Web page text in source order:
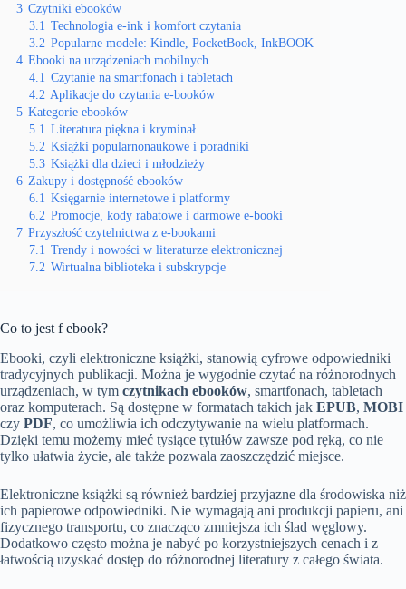
3 Czytniki ebooków
3.1 Technologia e-ink i komfort czytania
3.2 Popularne modele: Kindle, PocketBook, InkBOOK
4 Ebooki na urządzeniach mobilnych
4.1 Czytanie na smartfonach i tabletach
4.2 Aplikacje do czytania e-booków
5 Kategorie ebooków
5.1 Literatura piękna i kryminał
5.2 Książki popularnonaukowe i poradniki
5.3 Książki dla dzieci i młodzieży
6 Zakupy i dostępność ebooków
6.1 Księgarnie internetowe i platformy
6.2 Promocje, kody rabatowe i darmowe e-booki
7 Przyszłość czytelnictwa z e-bookami
7.1 Trendy i nowości w literaturze elektronicznej
7.2 Wirtualna biblioteka i subskrypcje
Co to jest f ebook?
Ebooki, czyli elektroniczne książki, stanowią cyfrowe odpowiedniki
tradycyjnych publikacji. Można je wygodnie czytać na różnorodnych
urządzeniach, w tym czytnikach ebooków, smartfonach, tabletach
oraz komputerach. Są dostępne w formatach takich jak EPUB, MOBI
czy PDF, co umożliwia ich odczytywanie na wielu platformach.
Dzięki temu możemy mieć tysiące tytułów zawsze pod ręką, co nie
tylko ułatwia życie, ale także pozwala zaoszczędzić miejsce.
Elektroniczne książki są również bardziej przyjazne dla środowiska niż
ich papierowe odpowiedniki. Nie wymagają ani produkcji papieru, ani
fizycznego transportu, co znacząco zmniejsza ich ślad węglowy.
Dodatkowo często można je nabyć po korzystniejszych cenach i z
łatwością uzyskać dostęp do różnorodnej literatury z całego świata.